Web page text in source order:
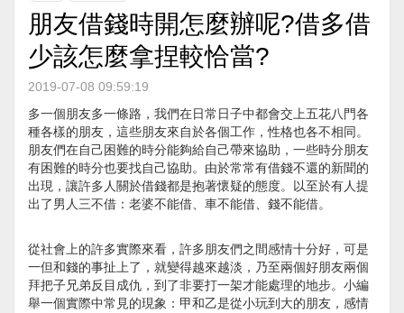
朋友借錢時開怎麼辦呢?借多借
少該怎麼拿捏較恰當?
2019-07-08 09:59:19
多一個朋友多一條路，我們在日常日子中都會交上五花八門各
種各樣的朋友，這些朋友來自於各個工作，性格也各不相同。
朋友們在自己困難的時分能夠給自己帶來協助，一些時分朋友
有困難的時分也要找自己協助。由於常常有借錢不還的新聞的
出現，讓許多人關於借錢都是抱著懷疑的態度。以至於有人提
出了男人三不借：老婆不能借、車不能借、錢不能借。
從社會上的許多實際來看，許多朋友們之間感情十分好，可是
一但和錢的事扯上了，就變得越來越淡，乃至兩個好朋友兩個
拜把子兄弟反目成仇，到了非要打一架才能處理的地步。小編
舉一個實際中常見的現象：甲和乙是從小玩到大的朋友，感情